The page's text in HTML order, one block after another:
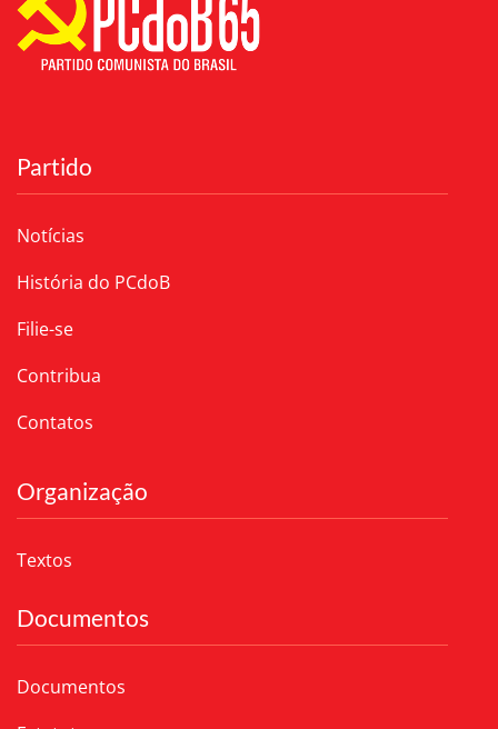
Partido
Notícias
História do PCdoB
Filie-se
Contribua
Contatos
Organização
Textos
Documentos
Documentos